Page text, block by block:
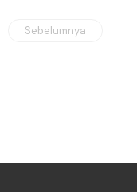
Sebelumnya